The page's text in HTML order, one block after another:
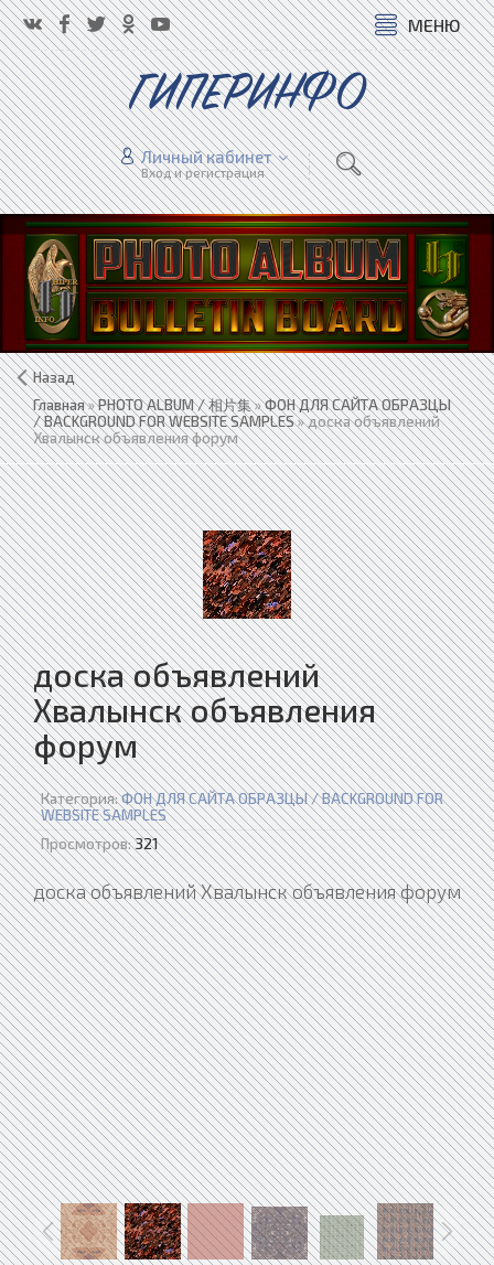
МЕНЮ
ГИПЕРИНФО
Личный кабинет
Вход и регистрация
Назад
Главная»PHOTO ALBUM / 相片集»ФОН ДЛЯ САЙТА ОБРАЗЦЫ
/ BACKGROUND FOR WEBSITE SAMPLES» доска объявлений
Хвалынск объявления форум
доска объявлений
Хвалынск объявления
форум
Категория:ФОН ДЛЯ САЙТА ОБРАЗЦЫ / BACKGROUND FOR
WEBSITE SAMPLES
Просмотров:321
доска объявлений Хвалынск объявления форум